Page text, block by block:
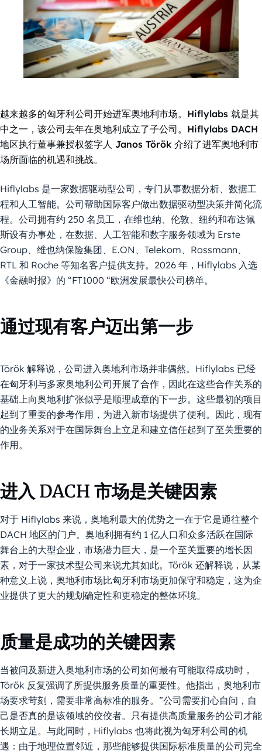
越来越多的匈牙利公司开始进军奥地利市场。Hiflylabs 就是其
中之一，该公司去年在奥地利成立了子公司。Hiflylabs DACH
地区执行董事兼授权签字人 Janos Török 介绍了进军奥地利市
场所面临的机遇和挑战。
Hiflylabs 是一家数据驱动型公司，专门从事数据分析、数据工
程和人工智能。公司帮助国际客户做出数据驱动型决策并简化流
程。公司拥有约 250 名员工，在维也纳、伦敦、纽约和布达佩
斯设有办事处，在数据、人工智能和数字服务领域为 Erste
Group、维也纳保险集团、E.ON、Telekom、Rossmann、
RTL 和 Roche 等知名客户提供支持。2026 年，Hiflylabs 入选
《金融时报》的 “FT1000 “欧洲发展最快公司榜单。
通过现有客户迈出第一步
Török 解释说，公司进入奥地利市场并非偶然。Hiflylabs 已经
在匈牙利与多家奥地利公司开展了合作，因此在这些合作关系的
基础上向奥地利扩张似乎是顺理成章的下一步。这些最初的项目
起到了重要的参考作用，为进入新市场提供了便利。因此，现有
的业务关系对于在国际舞台上立足和建立信任起到了至关重要的
作用。
进入 DACH 市场是关键因素
对于 Hiflylabs 来说，奥地利最大的优势之一在于它是通往整个
DACH 地区的门户。奥地利拥有约 1 亿人口和众多活跃在国际
舞台上的大型企业，市场潜力巨大，是一个至关重要的增长因
素，对于一家技术型公司来说尤其如此。Török 还解释说，从某
种意义上说，奥地利市场比匈牙利市场更加保守和稳定，这为企
业提供了更大的规划确定性和更稳定的整体环境。
质量是成功的关键因素
当被问及新进入奥地利市场的公司如何最有可能取得成功时，
Török 反复强调了所提供服务质量的重要性。他指出，奥地利市
场要求苛刻，需要非常高标准的服务。”公司需要扪心自问，自
己是否真的是该领域的佼佼者。只有提供高质量服务的公司才能
长期立足。与此同时，Hiflylabs 也将此视为匈牙利公司的机
遇：由于地理位置邻近，那些能够提供国际标准质量的公司完全